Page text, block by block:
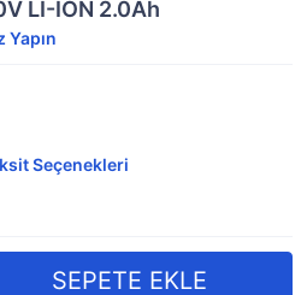
Lİ-İON 2.0Ah
Yapın
Seçenekleri